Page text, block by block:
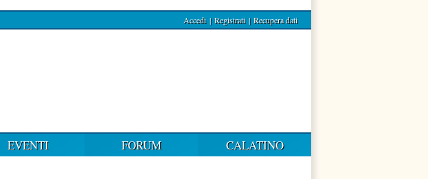
Accedi | Registrati | Recupera dati
EVENTI FORUM CALATINO